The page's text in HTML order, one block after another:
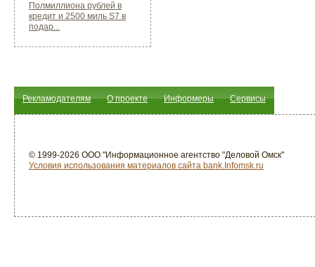
Полмиллиона рублей в
кредит и 2500 миль S7 в
подар...
Рекламодателям О проекте Информеры Сервисы
© 1999-2026 ООО "Информационное агентство "Деловой Омск"
Условия использования материалов сайта bank.Infomsk.ru